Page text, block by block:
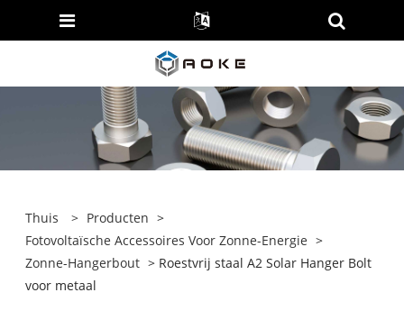
Thuis > Producten >
Fotovoltaïsche Accessoires Voor Zonne-Energie >
Zonne-Hangerbout > Roestvrij staal A2 Solar Hanger Bolt
voor metaal